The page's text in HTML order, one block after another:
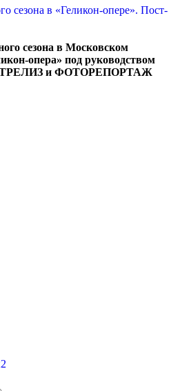
сезона в «Геликон-опере». Пост-
сезона в Московском
опера» под руководством
и ФОТОРЕПОРТАЖ